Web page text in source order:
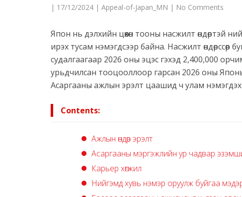
| 17/12/2024 | Appeal-of-Japan_MN | No Comments
Япон нь дэлхийн цөөхөн тооны насжилт өндөртэй
ирэх тусам нэмэгдсээр байна. Насжилт
судалгаагаар 2026 оны эцэс гэхэд 2,400,000
урьдчилсан тооцооллоор гарсан 2026 оны
Асаргааны ажлын эрэлт цаашид ч улам нэмэгдэх
Contents:
Ажлын өндөр эрэлт
Асаргааны мэргэжлийн ур чадвар
Карьер хөгжил
Нийгэмд хувь нэмэр оруулж буйгаа